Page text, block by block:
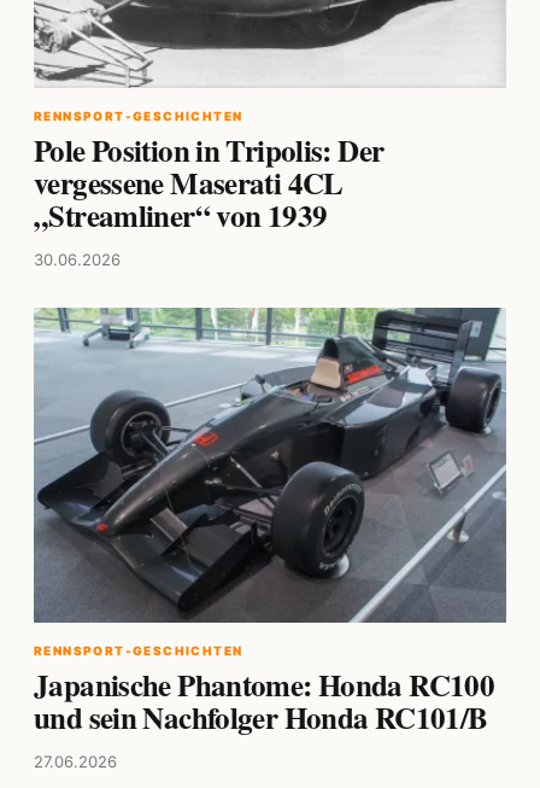
RENNSPORT-GESCHICHTEN
Pole Position in Tripolis: Der
vergessene Maserati 4CL
„Streamliner“ von 1939
30.06.2026
RENNSPORT-GESCHICHTEN
Japanische Phantome: Honda RC100
und sein Nachfolger Honda RC101/B
27.06.2026